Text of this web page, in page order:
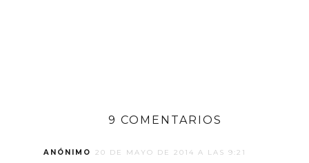
9 COMENTARIOS
ANÓNIMO 20 DE MAYO DE 2014 A LAS 9:21